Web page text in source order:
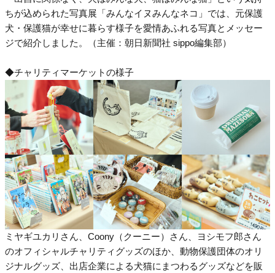
ちが込められた写真展「みんなイヌみんなネコ」では、元保護
犬・保護猫が幸せに暮らす様子を愛情あふれる写真とメッセー
ジで紹介しました。（主催：朝日新聞社 sippo編集部）
◆チャリティマーケットの様子
ミヤギユカリさん、Coony（クーニー）さん、ヨシモフ郎さん
のオフィシャルチャリティグッズのほか、動物保護団体のオリ
ジナルグッズ、出店企業による犬猫にまつわるグッズなどを販